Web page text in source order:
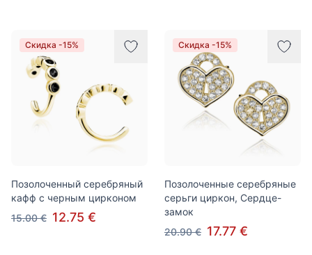
Скидка -15%
Позолоченный серебряный
кафф с черным цирконом
15.00 € 12.75 €
Скидка -15%
Позолоченные серебряные
серьги циркон, Сердце-
замок
20.90 € 17.77 €